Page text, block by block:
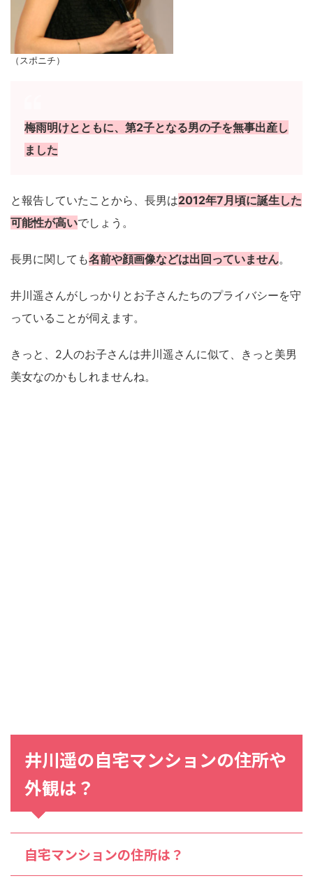
（スポニチ）
梅雨明けとともに、第2子となる男の子を無事出産し
ました
と報告していたことから、長男は2012年7月頃に誕生した
可能性が高いでしょう。
長男に関しても名前や顔画像などは出回っていません。
井川遥さんがしっかりとお子さんたちのプライバシーを守
っていることが伺えます。
きっと、2人のお子さんは井川遥さんに似て、きっと美男
美女なのかもしれませんね。
井川遥の自宅マンションの住所や
外観は？
自宅マンションの住所は？